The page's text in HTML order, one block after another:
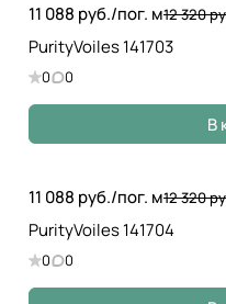
11 088 руб./пог. м12 320
PurityVoiles 141703
0 0
В
11 088 руб./пог. м12 320
PurityVoiles 141704
0 0